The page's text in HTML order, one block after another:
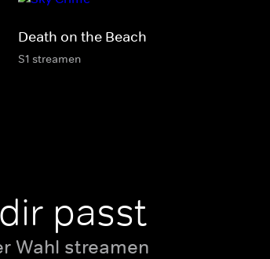
Death on the Beach
S1 streamen
passt
Wahl streamen